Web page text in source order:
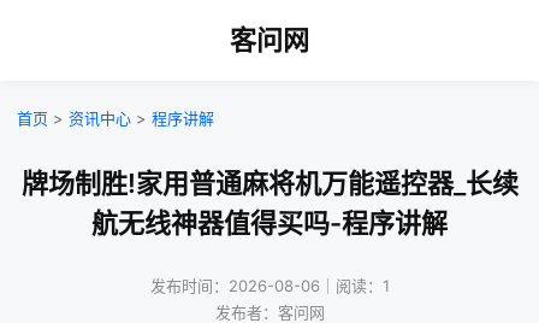
客问网
首页 > 资讯中心 > 程序讲解
牌场制胜!家用普通麻将机万能遥控器_长续
航无线神器值得买吗-程序讲解
发布时间：2026-08-06｜阅读：1
发布者：客问网